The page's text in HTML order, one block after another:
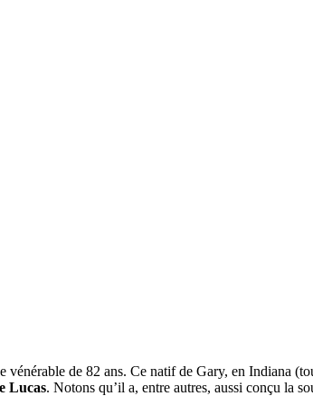
vénérable de 82 ans. Ce natif de Gary, en Indiana
Lucas. Notons qu’il a, entre autres, aussi conçu la